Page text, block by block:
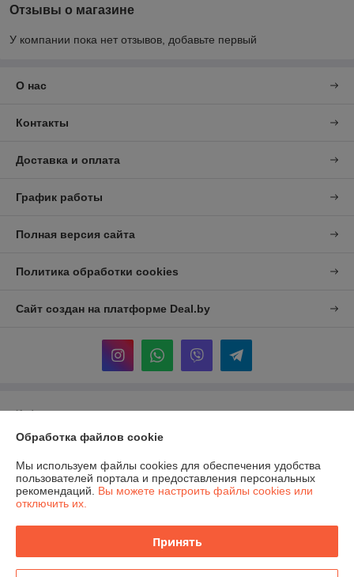
Отзывы о магазине
У компании пока нет отзывов, добавьте первый
О нас
Контакты
Доставка и оплата
График работы
Полная версия сайта
Политика обработки cookies
Сайт создан на платформе Deal.by
Информация для покупателя
Юридическое лицо:ООО "РикомБай-Групп"
Регистрационный номер ЕГР: 291480299
УНП: 291480299
Регистрационный орган: Березовский районный исполнительный
Обработка файлов cookie
Мы используем файлы cookies для обеспечения удобства
пользователей портала и предоставления персональных
рекомендаций. Вы можете настроить файлы cookies или
отключить их.
Принять